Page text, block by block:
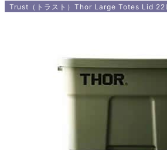
Trust（トラスト）Thor Large Totes Lid 22L